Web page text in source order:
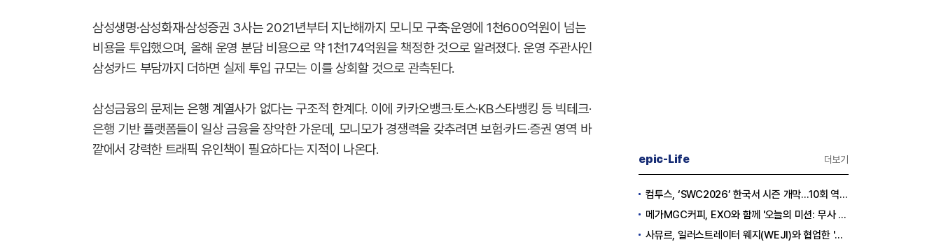
삼성생명·삼성화재·삼성증권 3사는 2021년부터 지난해까지 모니모 구축·운영에 1천600억원이 넘는
비용을 투입했으며, 올해 운영 분담 비용으로 약 1천174억원을 책정한 것으로 알려졌다. 운영 주관사인
삼성카드 부담까지 더하면 실제 투입 규모는 이를 상회할 것으로 관측된다.
삼성금융의 문제는 은행 계열사가 없다는 구조적 한계다. 이에 카카오뱅크·토스·KB스타뱅킹 등 빅테크·
은행 기반 플랫폼들이 일상 금융을 장악한 가운데, 모니모가 경쟁력을 갖추려면 보험·카드·증권 영역 바
깥에서 강력한 트래픽 유인책이 필요하다는 지적이 나온다.
epic-Life 더보기
컴투스, ‘SWC2026’ 한국서 시즌 개막…10회 역사를 이어갈 챔피언은 누가 될까
메가MGC커피, EXO와 함께 '오늘의 미션: 무사 퇴근' 포토카드 이벤트 진행
사뮤르, 일러스트레이터 웨지(WEJI)와 협업한 '이너뷰티 홍삼스틱' 공개